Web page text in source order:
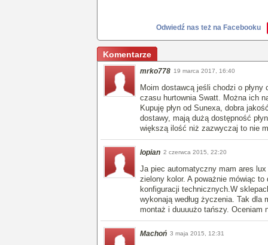
Odwiedź nas też na Facebooku
Komentarze
mrko778 19 marca 2017, 16:40
Moim dostawcą jeśli chodzi o
czasu hurtownia Swatt. Można ich
Kupuję płyn od Sunexa, dobra
dostawy, mają dużą dostępność
większą ilość niż zazwyczaj to nie
lopian 2 czerwca 2015, 22:20
Ja piec automatyczny mam ares
zielony kolor. A poważnie mówiąc
konfiguracji technicznych.W
wykonają według życzenia. Tak dla
montaż i duuuużo tańszy. Oceniam
Machoń 3 maja 2015, 12:31